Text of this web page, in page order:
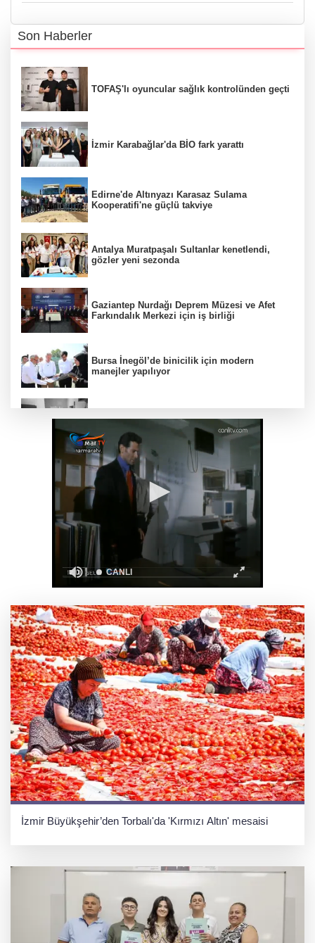
Son Haberler
TOFAŞ'lı oyuncular sağlık kontrolünden geçti
İzmir Karabağlar'da BİO fark yarattı
Edirne'de Altınyazı Karasaz Sulama
Kooperatifi'ne güçlü takviye
Antalya Muratpaşalı Sultanlar kenetlendi,
gözler yeni sezonda
Gaziantep Nurdağı Deprem Müzesi ve Afet
Farkındalık Merkezi için iş birliği
Bursa İnegöl’de binicilik için modern
manejler yapılıyor
30 ilde DEAŞ'a 104 gözaltı!
MHP'li Feti Yıldız'dan "Terörsüz Türkiye"
mesajı: Yasal düzenlemeler kalıcı sonuç
üretecek
Gebze Köşklüçeşme'de 'açık hava' keyif
İzmir'de hayat kurtaran baba, kızını kortlarda
şampiyonluğa hazırlıyor
İzmir Büyükşehir’den Torbalı'da 'Kırmızı Altın' mesaisi